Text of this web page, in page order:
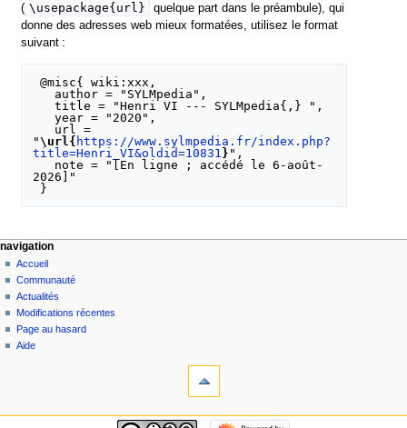
( \usepackage{url}
quelque part dans le préambule), qui
donne des adresses web mieux formatées, utilisez le format
suivant :
@misc{ wiki:xxx,
   title = "Henri VI --- SYLMpedia{,} ",
   year = "2020",
"\url{ https://www.sylmpedia.fr/index.php?
title=Henri_VI&oldid=10831 } ",
2026]"
navigation
Accueil
Communauté
Actualités
Modifications récentes
Page au hasard
Aide